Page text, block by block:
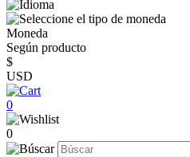
Moneda
Según producto
$
USD
0
0